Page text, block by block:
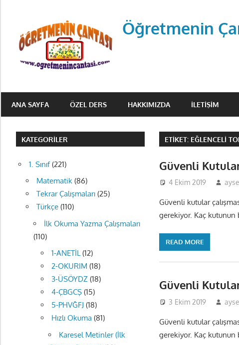
content
Öğretmenin
Halka
ANA SAYFA ÖZEL DERS HAKKIMIZDA İLETIŞIM
ETIKET: EĞLENCELI
Güvenli
4 Ekim 2019 ayse
Güvenli kutular
gerekiyor. Kaç kutunun
READ MORE
Güvenli
3 Ekim 2019 ayse
Güvenli kutular
gerekiyor. Kaç kutunun
KATEGORILER
1. Sınıf(221)
Matematik(86)
Tekrar Çalışmaları(25)
Türkçe(110)
İlk Okuma Yazma Çalışmaları
(110)
1-ANETİL(12)
2-OKURIM (18)
3-ÜSÖYDZ(18)
4-ÇBGCŞ(15)
5-PHVĞFJ (18)
Hızlı Okuma (81)
Karesel Metinler (İlk